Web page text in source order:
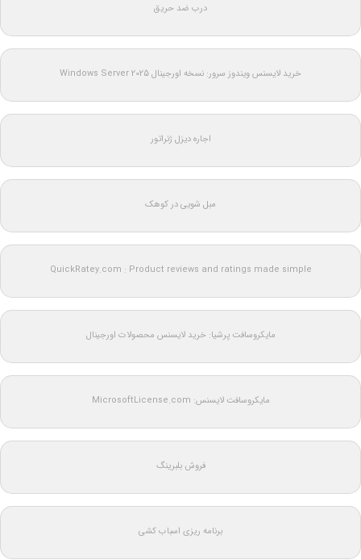
درب ضد حریق
خرید لایسنس ویندوز سرور: نسخه اورجینال Windows Server 2025
اجاره دیزل ژنراتور
مبل شویی در کوهک
QuickRatey.com : Product reviews and ratings made simple
مایکروسافت پرشیا: خرید لایسنس محصولات اورجینال
مایکروسافت لایسنس: MicrosoftLicense.com
فروش بلبرینگ
برنامه ریزی اسباب کشی